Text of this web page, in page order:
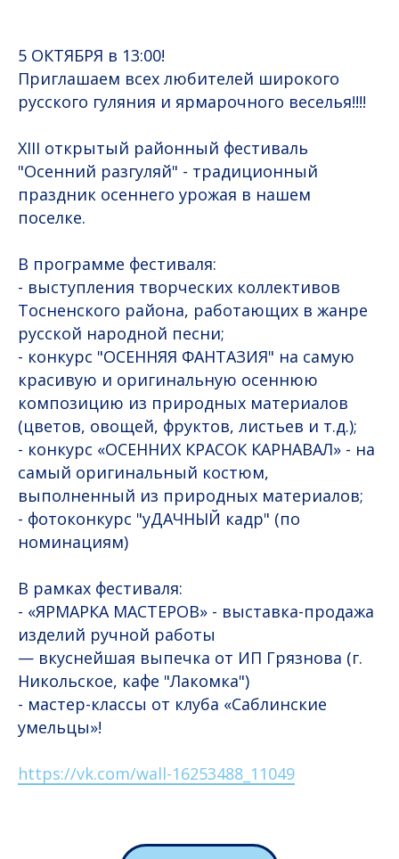
5 ОКТЯБРЯ в 13:00!
Приглашаем всех любителей широкого
русского гуляния и ярмарочного веселья!!!!
XIII открытый районный фестиваль
"Осенний разгуляй" - традиционный
праздник осеннего урожая в нашем
поселке.
В программе фестиваля:
- выступления творческих коллективов
Тосненского района, работающих в жанре
русской народной песни;
- конкурс "ОСЕННЯЯ ФАНТАЗИЯ" на самую
красивую и оригинальную осеннюю
композицию из природных материалов
(цветов, овощей, фруктов, листьев и т.д.);
- конкурс «ОСЕННИХ КРАСОК КАРНАВАЛ» - на
самый оригинальный костюм,
выполненный из природных материалов;
- фотоконкурс "уДАЧНЫЙ кадр" (по
номинациям)
В рамках фестиваля:
- «ЯРМАРКА МАСТЕРОВ» - выставка-продажа
изделий ручной работы
— вкуснейшая выпечка от ИП Грязнова (г.
Никольское, кафе "Лакомка")
- мастер-классы от клуба «Саблинские
умельцы»!
https://vk.com/wall-16253488_11049